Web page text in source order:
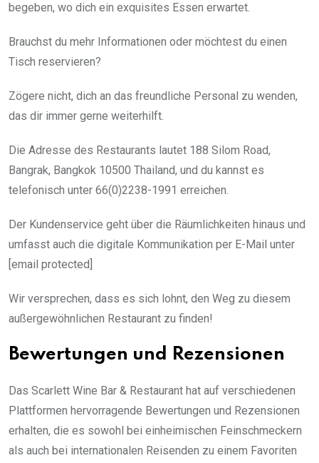
begeben, wo dich ein exquisites Essen erwartet.
Brauchst du mehr Informationen oder möchtest du einen
Tisch reservieren?
Zögere nicht, dich an das freundliche Personal zu wenden,
das dir immer gerne weiterhilft.
Die Adresse des Restaurants lautet 188 Silom Road,
Bangrak, Bangkok 10500 Thailand, und du kannst es
telefonisch unter 66(0)2238-1991 erreichen.
Der Kundenservice geht über die Räumlichkeiten hinaus und
umfasst auch die digitale Kommunikation per E-Mail unter
[email protected]
Wir versprechen, dass es sich lohnt, den Weg zu diesem
außergewöhnlichen Restaurant zu finden!
Bewertungen und Rezensionen
Das Scarlett Wine Bar & Restaurant hat auf verschiedenen
Plattformen hervorragende Bewertungen und Rezensionen
erhalten, die es sowohl bei einheimischen Feinschmeckern
als auch bei internationalen Reisenden zu einem Favoriten